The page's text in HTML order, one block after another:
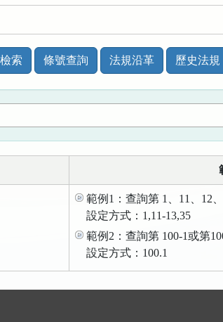
索 條號查詢 法規沿革 歷史法規
範例1：查詢第 1、11、12
設定方式：1,11-13,35
範例2：查詢第 100-1或第
設定方式：100.1